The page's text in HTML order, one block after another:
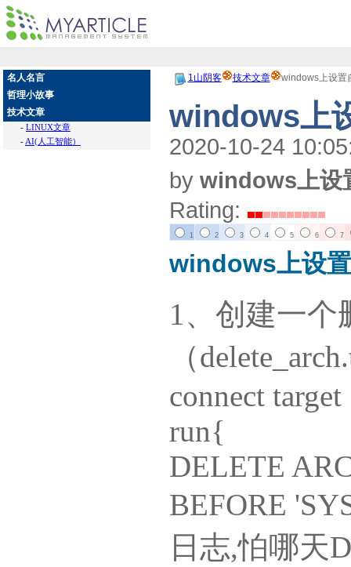
名人名言
哲理小故事
技术文章
- LINUX文章
- AI(人工智能）
1山阴客 技术文章 windows上设置
windows上
2020-10-24
by windows上设
Rating:
1 2 3 4 5 6 7
windows上设
1、创建一个
（
connect
run{
DELETE
BEFORE
日志,怕哪天